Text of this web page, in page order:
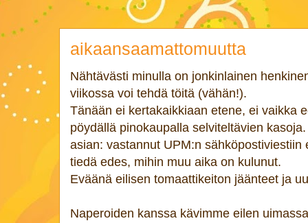
aikaansaamattomuutta
Nähtävästi minulla on jonkinlainen
viikossa voi tehdä töitä (vähän!).
Tänään ei kertakaikkiaan etene, ei vaikka
pöydällä pinokaupalla selviteltävien
asian: vastannut UPM:n sähköpostiviestiin
tiedä edes, mihin muu aika on kulunut.
Eväänä eilisen tomaattikeiton jäänteet ja
Naperoiden kanssa kävimme eilen